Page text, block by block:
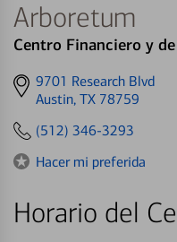
Arboretum
Centro Financiero y
Get
directions
9701 Research Blvd
Austin, TX 78759
(512) 346-3293
Hacer mi preferida
Horario del